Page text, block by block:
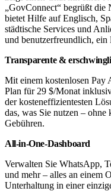
Transparente &
Mit einem kostenlosen Pay
Plan für 29 $/Monat
der kosteneffizientesten
das, was Sie nutzen –
Gebühren.
All-in-One-Dashboard
Verwalten Sie WhatsApp,
und mehr – alles an einem
Unterhaltung in einer